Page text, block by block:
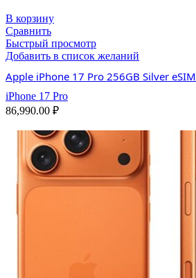
В корзину
Сравнить
Быстрый просмотр
Добавить в список желаний
Apple iPhone 17 Pro 256GB Silver eSIM
iPhone 17 Pro
86,990.00 ₽